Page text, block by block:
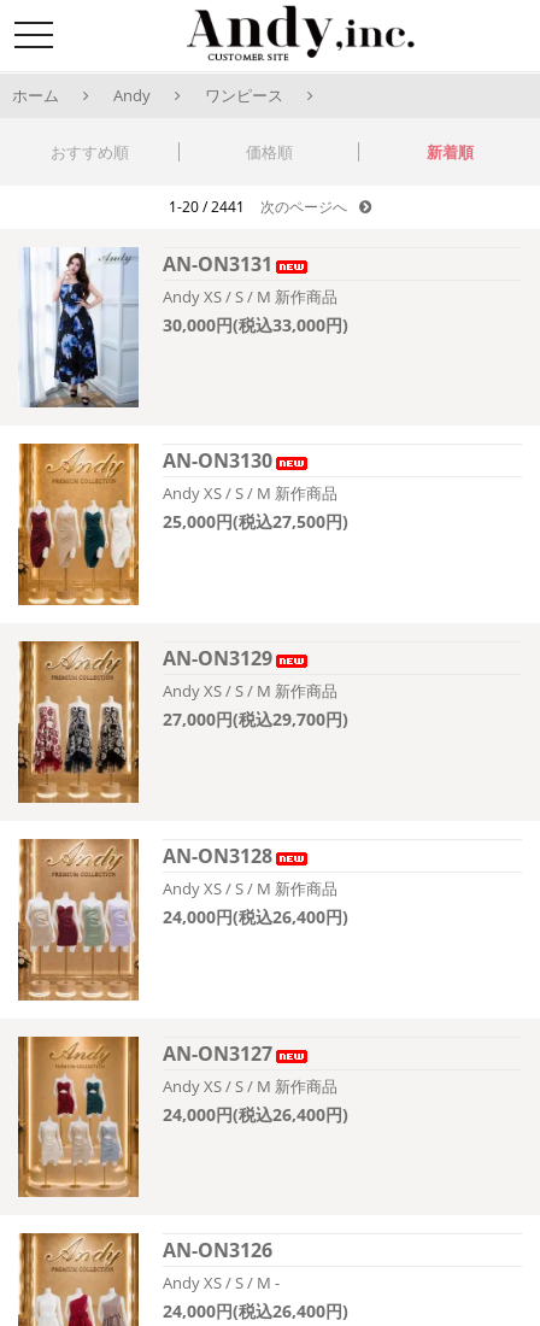
toggle
navigation
ホーム Andy ワンピース
おすすめ順 価格順 新着順
1-20 / 2441 次のページへ
AN-ON3131
Andy XS / S / M 新作商品
30,000円(税込33,000円)
AN-ON3130
Andy XS / S / M 新作商品
25,000円(税込27,500円)
AN-ON3129
Andy XS / S / M 新作商品
27,000円(税込29,700円)
AN-ON3128
Andy XS / S / M 新作商品
24,000円(税込26,400円)
AN-ON3127
Andy XS / S / M 新作商品
24,000円(税込26,400円)
AN-ON3126
Andy XS / S / M -
24,000円(税込26,400円)